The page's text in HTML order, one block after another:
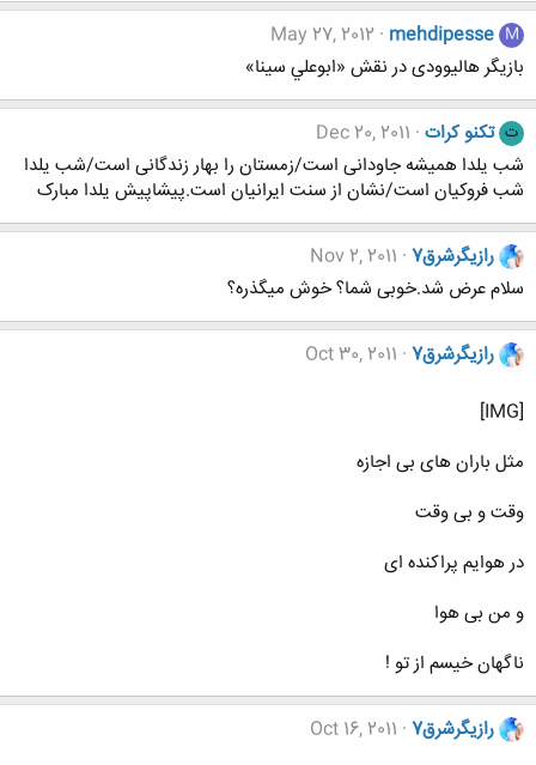
M
mehdipesse
May 27, 2012
بازیگر هالیوودی در نقش «ابوعلي سينا»
ت تکنو کرات Dec 20, 2011
شب یلدا همیشه جاودانی است/زمستان را بهار زندگانی است/شب یلدا
شب فروکیان است/نشان از سنت ایرانیان است.پیشاپیش یلدا مبارک
رازیگرشرق7
Nov 2, 2011
سلام عرض شد.خوبی شما؟ خوش میگذره؟
رازیگرشرق7
Oct 30, 2011
[IMG]
مثل باران های بی اجازه
وقت و بی وقت
در هوایم پراکنده ای
و من بی هوا
ناگهان خیسم از تو !
رازیگرشرق7 Oct 16, 2011